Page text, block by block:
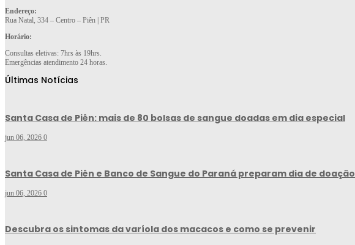
Endereço:
Rua Natal, 334 – Centro – Piên | PR
Horário:
Consultas eletivas: 7hrs às 19hrs.
Emergências atendimento 24 horas.
Últimas Notícias
Santa Casa de Piên: mais de 80 bolsas de sangue doadas em dia especial
jun 06, 2026 0
Santa Casa de Piên e Banco de Sangue do Paraná preparam dia de doação
jun 06, 2026 0
Descubra os sintomas da varíola dos macacos e como se prevenir